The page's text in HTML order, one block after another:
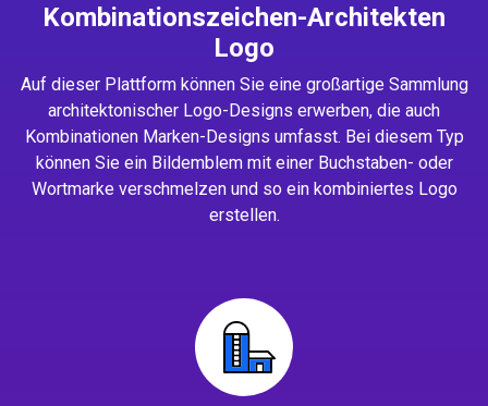
Kombinationszeichen-Architekten
Logo
Auf dieser Plattform können Sie eine großartige Sammlung
architektonischer Logo-Designs erwerben, die auch
Kombinationen Marken-Designs umfasst. Bei diesem Typ
können Sie ein Bildemblem mit einer Buchstaben- oder
Wortmarke verschmelzen und so ein kombiniertes Logo
erstellen.